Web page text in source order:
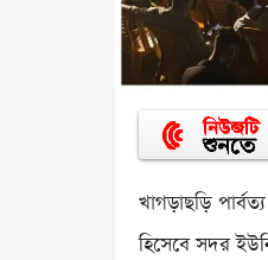
খাগড়াছড়ি
হিসেবে সদর